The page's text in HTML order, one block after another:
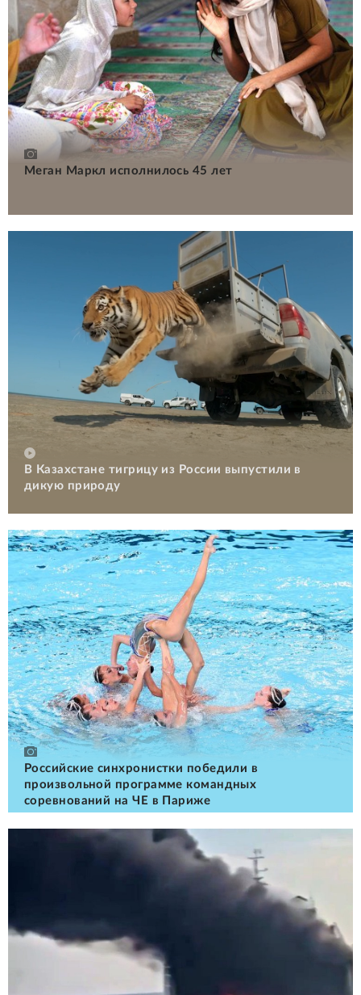
Меган Маркл исполнилось 45 лет
В Казахстане тигрицу из России выпустили в
дикую природу
Российские cинхронистки победили в
произвольной программе командных
соревнований на ЧЕ в Париже